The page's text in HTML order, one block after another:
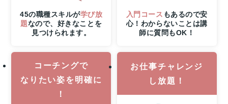
45の職種スキルが学び放
題なので、好きなことを
見つけられます。
入門コース もあるので安
心！わからないことは講
師に質問もOK！
コーチングで
なりたい姿を明確に
！
お仕事チャレンジ
し放題！